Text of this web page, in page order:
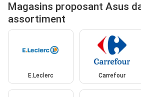
Magasins proposant Asus
assortiment
E.Leclerc Carrefour